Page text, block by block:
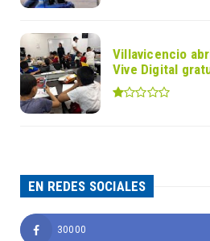
Villavicencio
Vive Digital
EN REDES SOCIALES
30000